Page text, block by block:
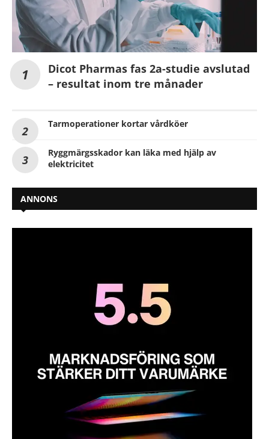
Dicot Pharmas fas 2a-studie avslutad
– resultat inom tre månader
Tarmoperationer kortar vårdköer
Ryggmärgsskador kan läka med hjälp av
elektricitet
ANNONS